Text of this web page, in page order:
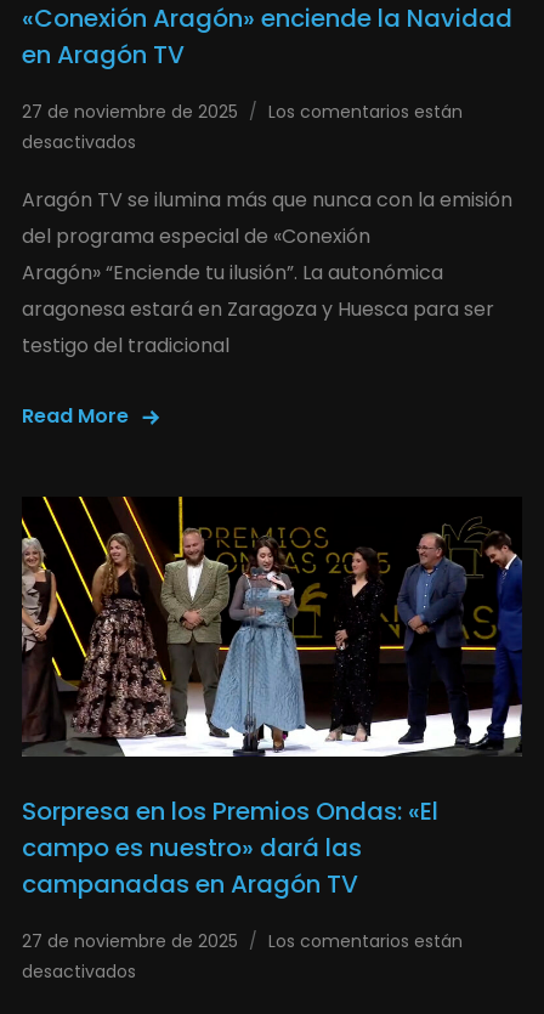
«Conexión Aragón» enciende la Navidad
en Aragón TV
27 de noviembre de 2025
Los comentarios están
desactivados
Aragón TV se ilumina más que nunca con la emisión
del programa especial de «Conexión
Aragón» “Enciende tu ilusión”. La autonómica
aragonesa estará en Zaragoza y Huesca para ser
testigo del tradicional
Read More
Sorpresa en los Premios Ondas: «El
campo es nuestro» dará las
campanadas en Aragón TV
27 de noviembre de 2025
Los comentarios están
desactivados